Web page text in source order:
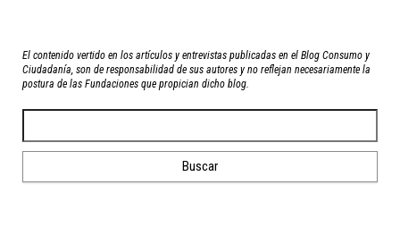
El contenido vertido en los artículos y entrevistas publicadas en el Blog Consumo y
Ciudadanía, son de responsabilidad de sus autores y no reflejan necesariamente la
postura de las Fundaciones que propician dicho blog.